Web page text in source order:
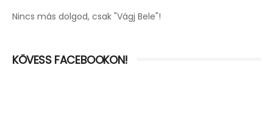
Nincs más dolgod, csak "Vágj Bele"!
KÖVESS FACEBOOKON!